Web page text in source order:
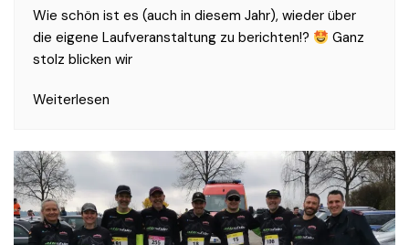
Wie schön ist es (auch in diesem Jahr), wieder über
die eigene Laufveranstaltung zu berichten!?
Ganz
stolz blicken wir
Weiterlesen